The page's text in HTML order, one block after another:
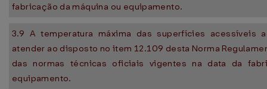
fabricação da máquina ou equipamento.
3.9 A temperatura máxima das superfícies acessíveis
atender ao disposto no item 12.109 desta Norma
das normas técnicas oficiais vigentes na data da
equipamento.